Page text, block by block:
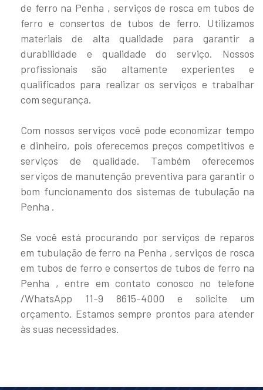
de ferro na Penha , serviços de rosca em tubos de
ferro e consertos de tubos de ferro. Utilizamos
materiais de alta qualidade para garantir a
durabilidade e qualidade do serviço. Nossos
profissionais são altamente experientes e
qualificados para realizar os serviços e trabalhar
com segurança.
Com nossos serviços você pode economizar tempo
e dinheiro, pois oferecemos preços competitivos e
serviços de qualidade. Também oferecemos
serviços de manutenção preventiva para garantir o
bom funcionamento dos sistemas de tubulação na
Penha .
Se você está procurando por serviços de reparos
em tubulação de ferro na Penha , serviços de rosca
em tubos de ferro e consertos de tubos de ferro na
Penha , entre em contato conosco no telefone
/WhatsApp 11-9 8615-4000 e solicite um
orçamento. Estamos sempre prontos para atender
às suas necessidades.